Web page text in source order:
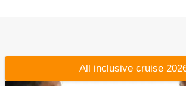
All inclusive cruise